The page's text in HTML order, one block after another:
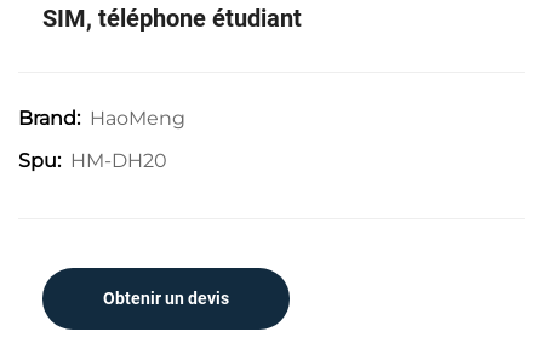
SIM, téléphone étudiant
Brand: HaoMeng
Spu: HM-DH20
Obtenir un devis